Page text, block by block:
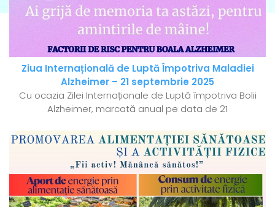
Ziua Internațională de Luptă Împotriva Maladiei
Alzheimer – 21 septembrie 2025
Cu ocazia Zilei Internaționale de Luptă împotriva Bolii
Alzheimer, marcată anual pe data de 21